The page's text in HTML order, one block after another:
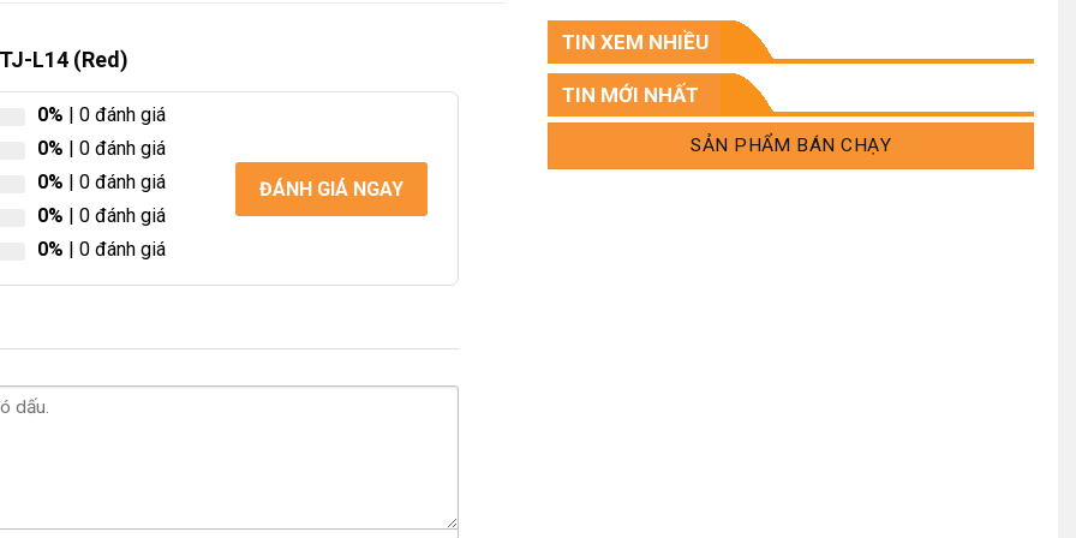
L14 (Red)
0% | 0 đánh giá
0% | 0 đánh giá
0% | 0 đánh giá
0% | 0 đánh giá
0% | 0 đánh giá
ĐÁNH GIÁ NGAY
TIN XEM NHIỀU
TIN MỚI NHẤT
SẢN PHẨM BÁN CHẠY